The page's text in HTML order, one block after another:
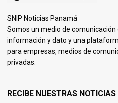
SNIP Noticias Panamá
Somos un medio de comunicación
información y dato y una
para empresas, medios de
privadas.
RECIBE NUESTRAS